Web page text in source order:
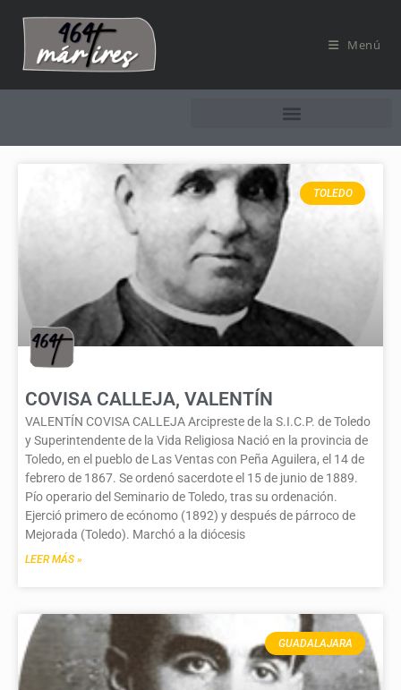
Menú
TOLEDO
COVISA CALLEJA, VALENTÍN
VALENTÍN COVISA CALLEJA Arcipreste de la S.I.C.P. de Toledo
y Superintendente de la Vida Religiosa Nació en la provincia de
Toledo, en el pueblo de Las Ventas con Peña Aguilera, el 14 de
febrero de 1867. Se ordenó sacerdote el 15 de junio de 1889.
Pío operario del Seminario de Toledo, tras su ordenación.
Ejerció primero de ecónomo (1892) y después de párroco de
Mejorada (Toledo). Marchó a la diócesis
LEER MÁS »
GUADALAJARA